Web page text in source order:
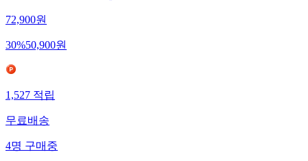
72,900원
30%50,900원
1,527적립
무료배송
4명구매중